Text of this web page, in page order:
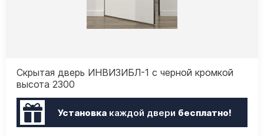
Скрытая дверь ИНВИЗИБЛ-1 с черной кромкой
высота 2300
Установкакаждой двери бесплатно!